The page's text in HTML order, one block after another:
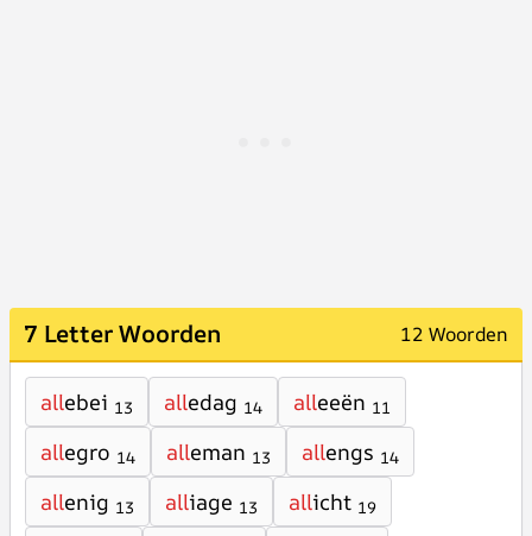
7 Letter Woorden 12 Woorden
allebei 13 alledag 14 alleeën 11
allegro 14 alleman 13 allengs 14
allenig 13 alliage 13 allicht 19